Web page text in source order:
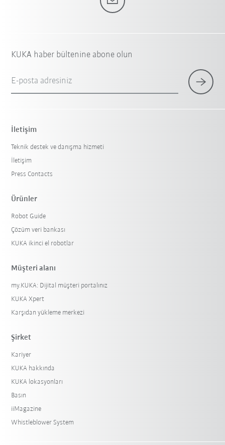
KUKA haber bültenine abone olun
E-posta adresiniz
İletişim
Teknik destek ve danışma hizmeti
İletişim
Press Contacts
Ürünler
Robot Guide
Çözüm veri bankası
KUKA ikinci el robotlar
Müşteri alanı
my.KUKA: Dijital müşteri portalınız
KUKA Xpert
Karşıdan yükleme merkezi
Şirket
Kariyer
KUKA hakkında
KUKA lokasyonları
Basın
iiMagazine
Whistleblower System